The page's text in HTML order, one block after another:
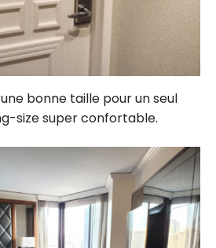
bonne taille pour un seul
size super confortable.